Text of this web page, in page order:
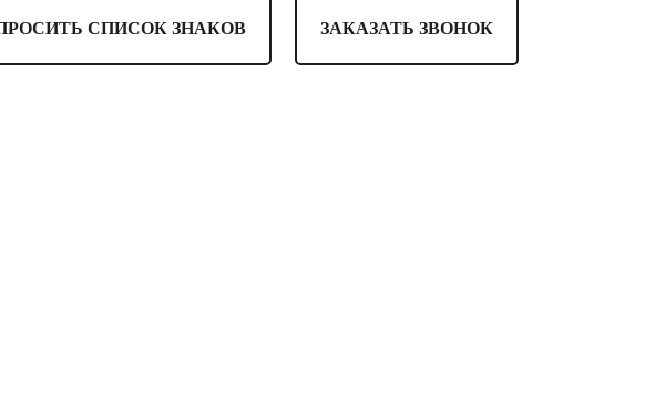
СПИСОК ЗНАКОВ ЗАКАЗАТЬ ЗВОНОК